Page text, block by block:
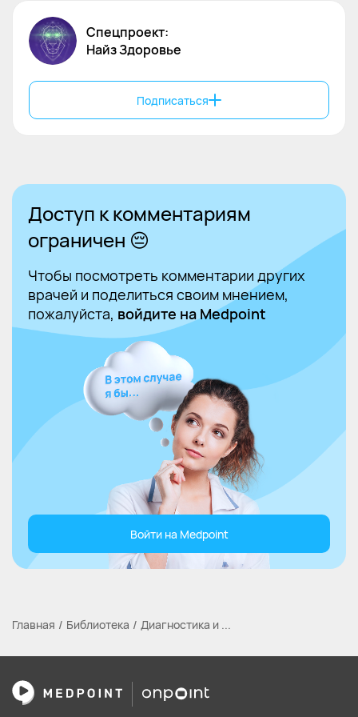
with osteoarthritis: a nested case-control
study. Intern Emerg Med. 2016;11(1):49-59.
doi: 10.1007/s11739-015-1288-3.
5. А.Е. Каратеев «Российский опыт
применения нимесулида: обзор
клинических испытаний» Consilium
293.
Спецпроект:
НайзЗдоровье
Подписаться
Доступ к комментариям
ограничен 😔
Чтобы посмотреть комментарии других
врачей и поделиться своим мнением,
пожалуйста, войдите на Medpoint
Войти на Medpoint
Главная Библиотека Диагностика и ...